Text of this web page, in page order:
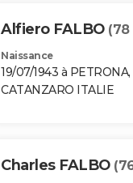
Alfiero FALBO (78
Naissance
19/07/1943 à
CATANZARO ITALIE
Charles FALBO